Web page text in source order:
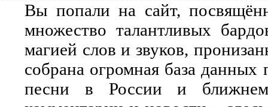
Вы попали на сайт,
множество талантливых
магией слов и звуков,
собрана огромная база
песни в России и ближнем